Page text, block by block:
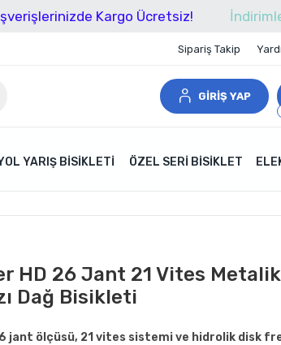
Kargo Ücretsiz! İndirimleri
Sipariş Takip
GİRİŞ YAP
YARIŞ BISIKLETI ÖZEL SERI BISIKLET
HD 26 Jant 21 Vites
Dağ Bisikleti
jant ölçüsü, 21 vites sistemi ve hidrolik disk